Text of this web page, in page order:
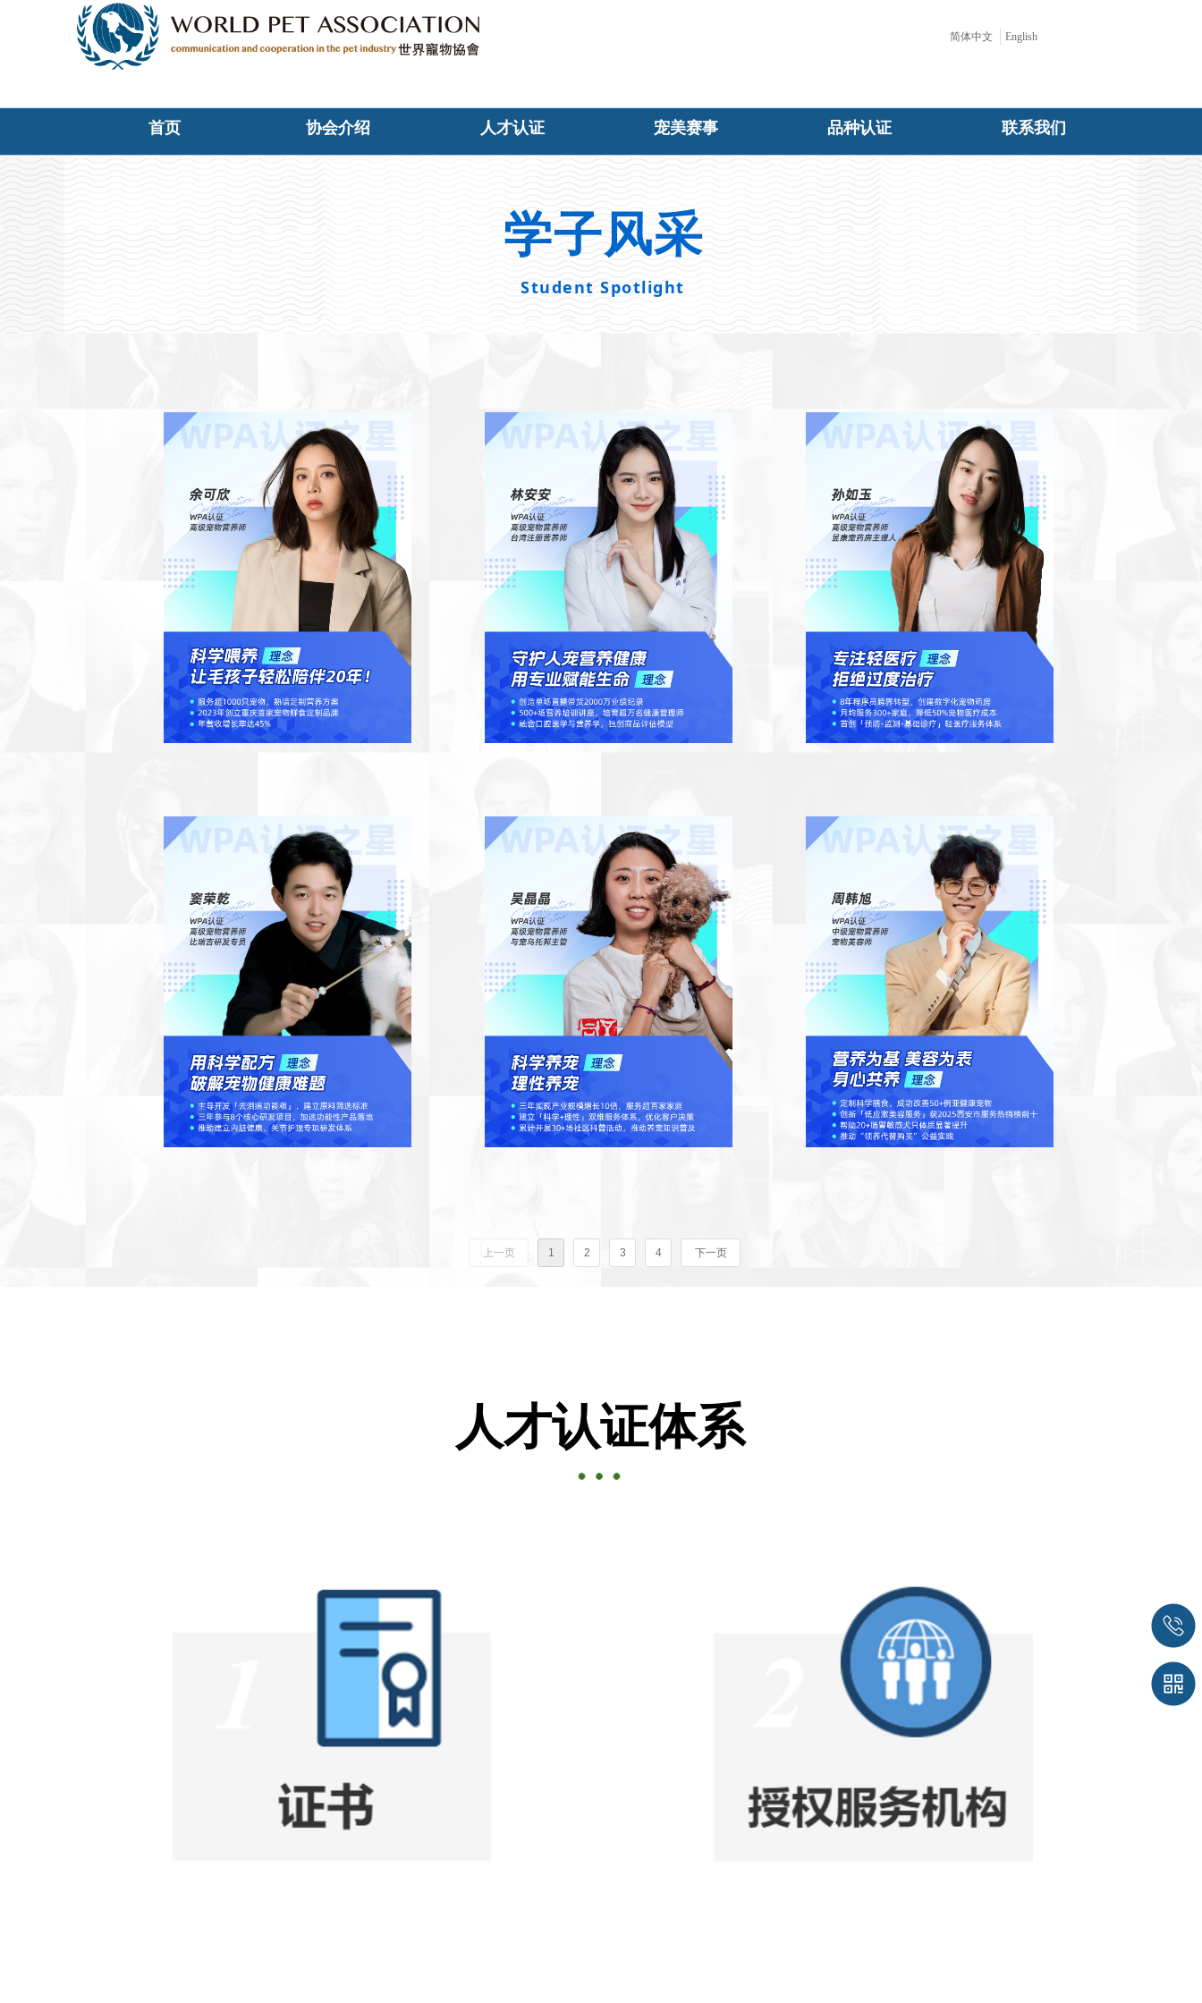
首页 协会介绍 人才认证 宠美赛事 品种认证 联系我们
简体中文 English
学子风采
Student Spotlight
人才认证体系
上一页 1 2 3 4 下一页